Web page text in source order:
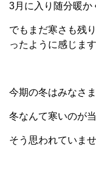
3月に入り随分暖か
でもまだ寒さも残
ったように感じます
今期の冬はみなさ
冬なんて寒いのが当
そう思われていま